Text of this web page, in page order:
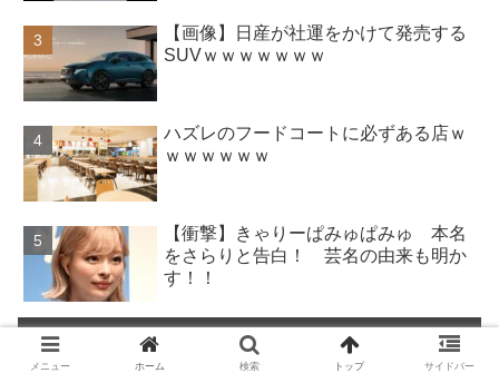
【画像】日産が社運をかけて発売する
SUVｗｗｗｗｗｗｗ
ハズレのフードコートに必ずある店ｗ
ｗｗｗｗｗｗ
【衝撃】きゃりーぱみゅぱみゅ 本名
をさらりと告白！ 芸名の由来も明か
す！！
この記事が気に入ったら
いいね！しよう
メニュー ホーム 検索 トップ サイドバー